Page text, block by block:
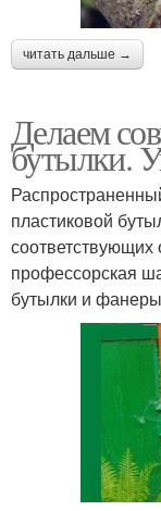
читать дальше →
Делаем
бутылки.
пластиковой
профессорская
бутылки и